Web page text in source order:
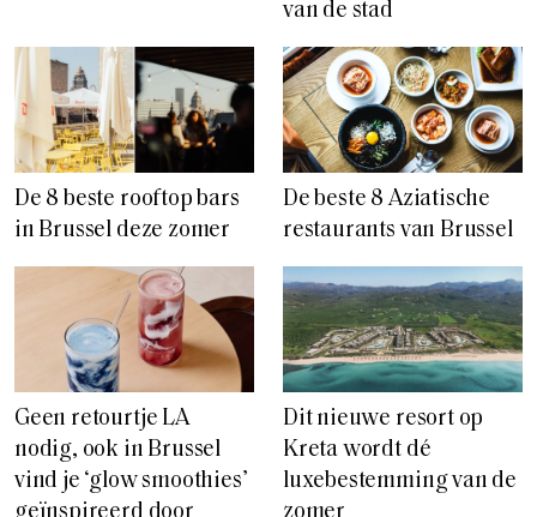
van de stad
De 8 beste rooftop bars
in Brussel deze zomer
De beste 8 Aziatische
restaurants van Brussel
Geen retourtje LA
nodig, ook in Brussel
vind je ‘glow smoothies’
Dit nieuwe resort op
Kreta wordt dé
luxebestemming van de